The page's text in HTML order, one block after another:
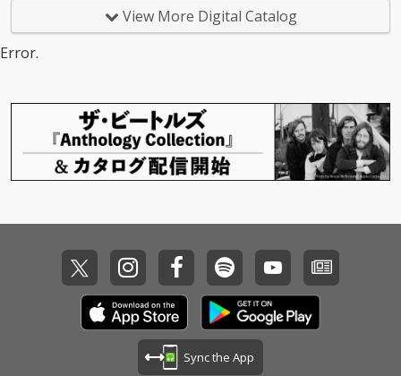
み。圧倒的な鮮度の高
とだろう。 スタジオ機
ギッシュかつ低歪み。
圧倒的な鮮度の高さを
実現し、ありのままの
楽器音を克明に描き出
す。
インタイトルと、 Bea
gle Kick初のDSD録音と
ティ世田谷にて実施。
世界三大ピアノのひと
つ、ベーゼンドルファ
ーの290 Imperialを野
崎洋一氏に演奏いただ
ガントさを併せ持つ。
スタジオ機材の性能を
最大限に引き出すた
め、ACOUSTIC REVIVE
製品を多数採用。 その
音は、エネルギッシュ
かつ低歪み。ありのま
まの楽器音を高い純度
摩訶不思議、これまで
に無かった新境地！ 38
き出しまでネイティブ
32bit整数を保った音源
は極めて珍しく、世界
初とも言われている。
SUPER GENOMEは、ハ
の性能を最大限に引き
出すため、ACOUSTIC
REVIVE製品を多数採
用。 その音は、エネル
ギッシュかつ低歪み。
ありのままの楽器音を
出す。 All Composed
View More Digital Catalog
Error.
Sync the App